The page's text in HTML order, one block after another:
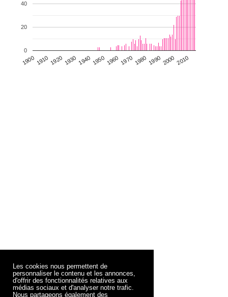
Les cookies nous permettent de
personnaliser le contenu et les annonces,
d'offrir des fonctionnalités relatives aux
médias sociaux et d'analyser notre trafic.
Nous partageons également des
1900 1910 1920 1930 1940 1950 1960 1970 1980 1990 2000 2010
0
20
40